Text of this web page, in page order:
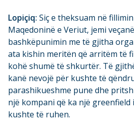
Lopiçiq: Siç e theksuam në
Maqedoninë e Veriut, jemi
bashkëpunimin me të gjitha
ata kishin meritën që arritëm të
kohë shumë të shkurtër. Të
kanë nevojë për kushte të
parashikueshme pune dhe
një kompani që ka një
kushte të ruhen.